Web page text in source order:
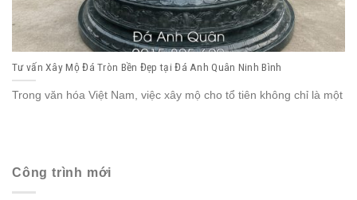
Tư vấn Xây Mộ Đá Tròn Bền Đẹp tại Đá Anh Quân Ninh Bình
Trong văn hóa Việt Nam, việc xây mộ cho tổ tiên không chỉ là một
Công trình mới